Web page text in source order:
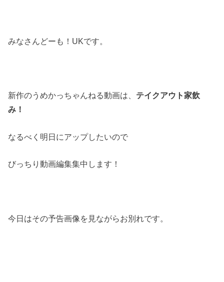
みなさんどーも！UKです。
新作のうめかっちゃんねる動画は、 テイクアウト家飲
み！
なるべく明日にアップしたいので
びっちり動画編集集中します！
今日はその予告画像を見ながらお別れです。